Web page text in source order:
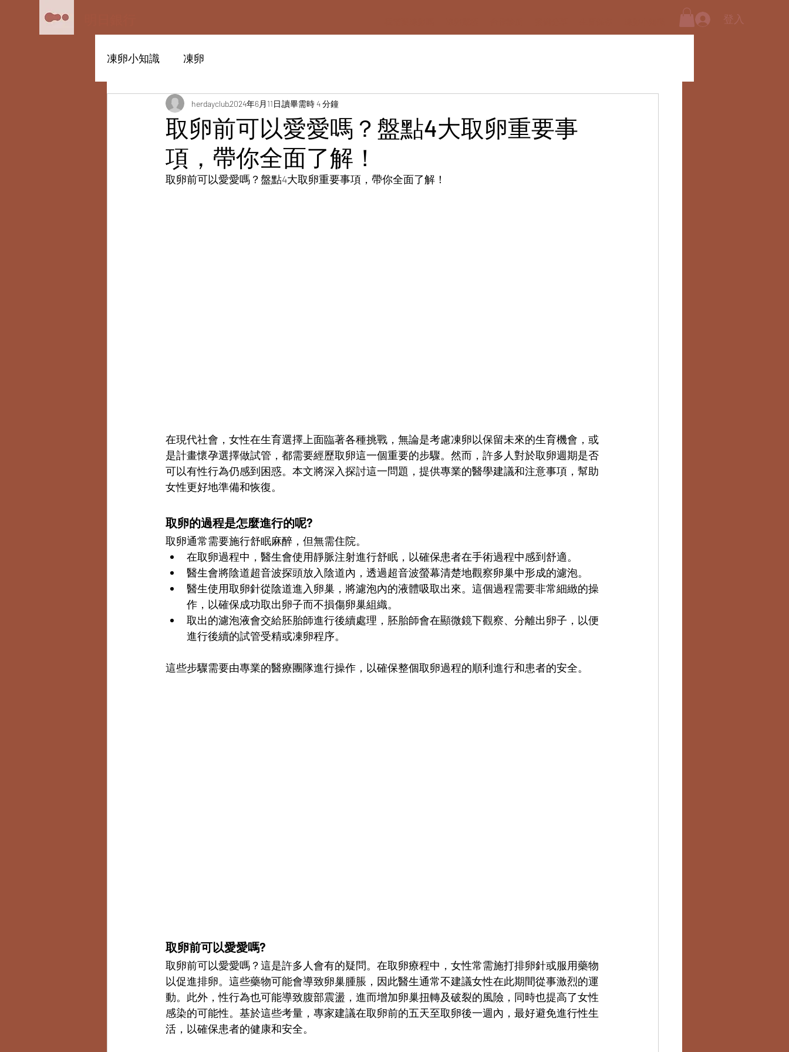
登入
凍卵小知識 凍卵
取卵前可以愛愛嗎？盤點4大取卵重要事
項，帶你全面了解！
herdayclub2024年6月11日讀畢需時 4 分鐘
取卵前可以愛愛嗎？盤點4大取卵重要事項，帶你全面了解！
在現代社會，女性在生育選擇上面臨著各種挑戰，無論是考慮凍卵以保留未來的生育機會，或
是計畫懷孕選擇做試管，都需要經歷取卵這一個重要的步驟。然而，許多人對於取卵週期是否
可以有性行為仍感到困惑。本文將深入探討這一問題，提供專業的醫學建議和注意事項，幫助
女性更好地準備和恢復。
取卵的過程是怎麼進行的呢?
取卵通常需要施行舒眠麻醉，但無需住院。
在取卵過程中，醫生會使用靜脈注射進行舒眠，以確保患者在手術過程中感到舒適。
醫生會將陰道超音波探頭放入陰道內，透過超音波螢幕清楚地觀察卵巢中形成的濾泡。
醫生使用取卵針從陰道進入卵巢，將濾泡內的液體吸取出來。這個過程需要非常細緻的操
作，以確保成功取出卵子而不損傷卵巢組織。
取出的濾泡液會交給胚胎師進行後續處理，胚胎師會在顯微鏡下觀察、分離出卵子，以便
進行後續的試管受精或凍卵程序。
這些步驟需要由專業的醫療團隊進行操作，以確保整個取卵過程的順利進行和患者的安全。
取卵前可以愛愛嗎?
取卵前可以愛愛嗎？這是許多人會有的疑問。在取卵療程中，女性常需施打排卵針或服用藥物
以促進排卵。這些藥物可能會導致卵巢腫脹，因此醫生通常不建議女性在此期間從事激烈的運
動。此外，性行為也可能導致腹部震盪，進而增加卵巢扭轉及破裂的風險，同時也提高了女性
感染的可能性。基於這些考量，專家建議在取卵前的五天至取卵後一週內，最好避免進行性生
活，以確保患者的健康和安全。